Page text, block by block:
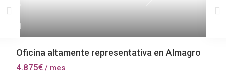
Next
Oficina altamente representativa en Almagro
4.875€ / mes